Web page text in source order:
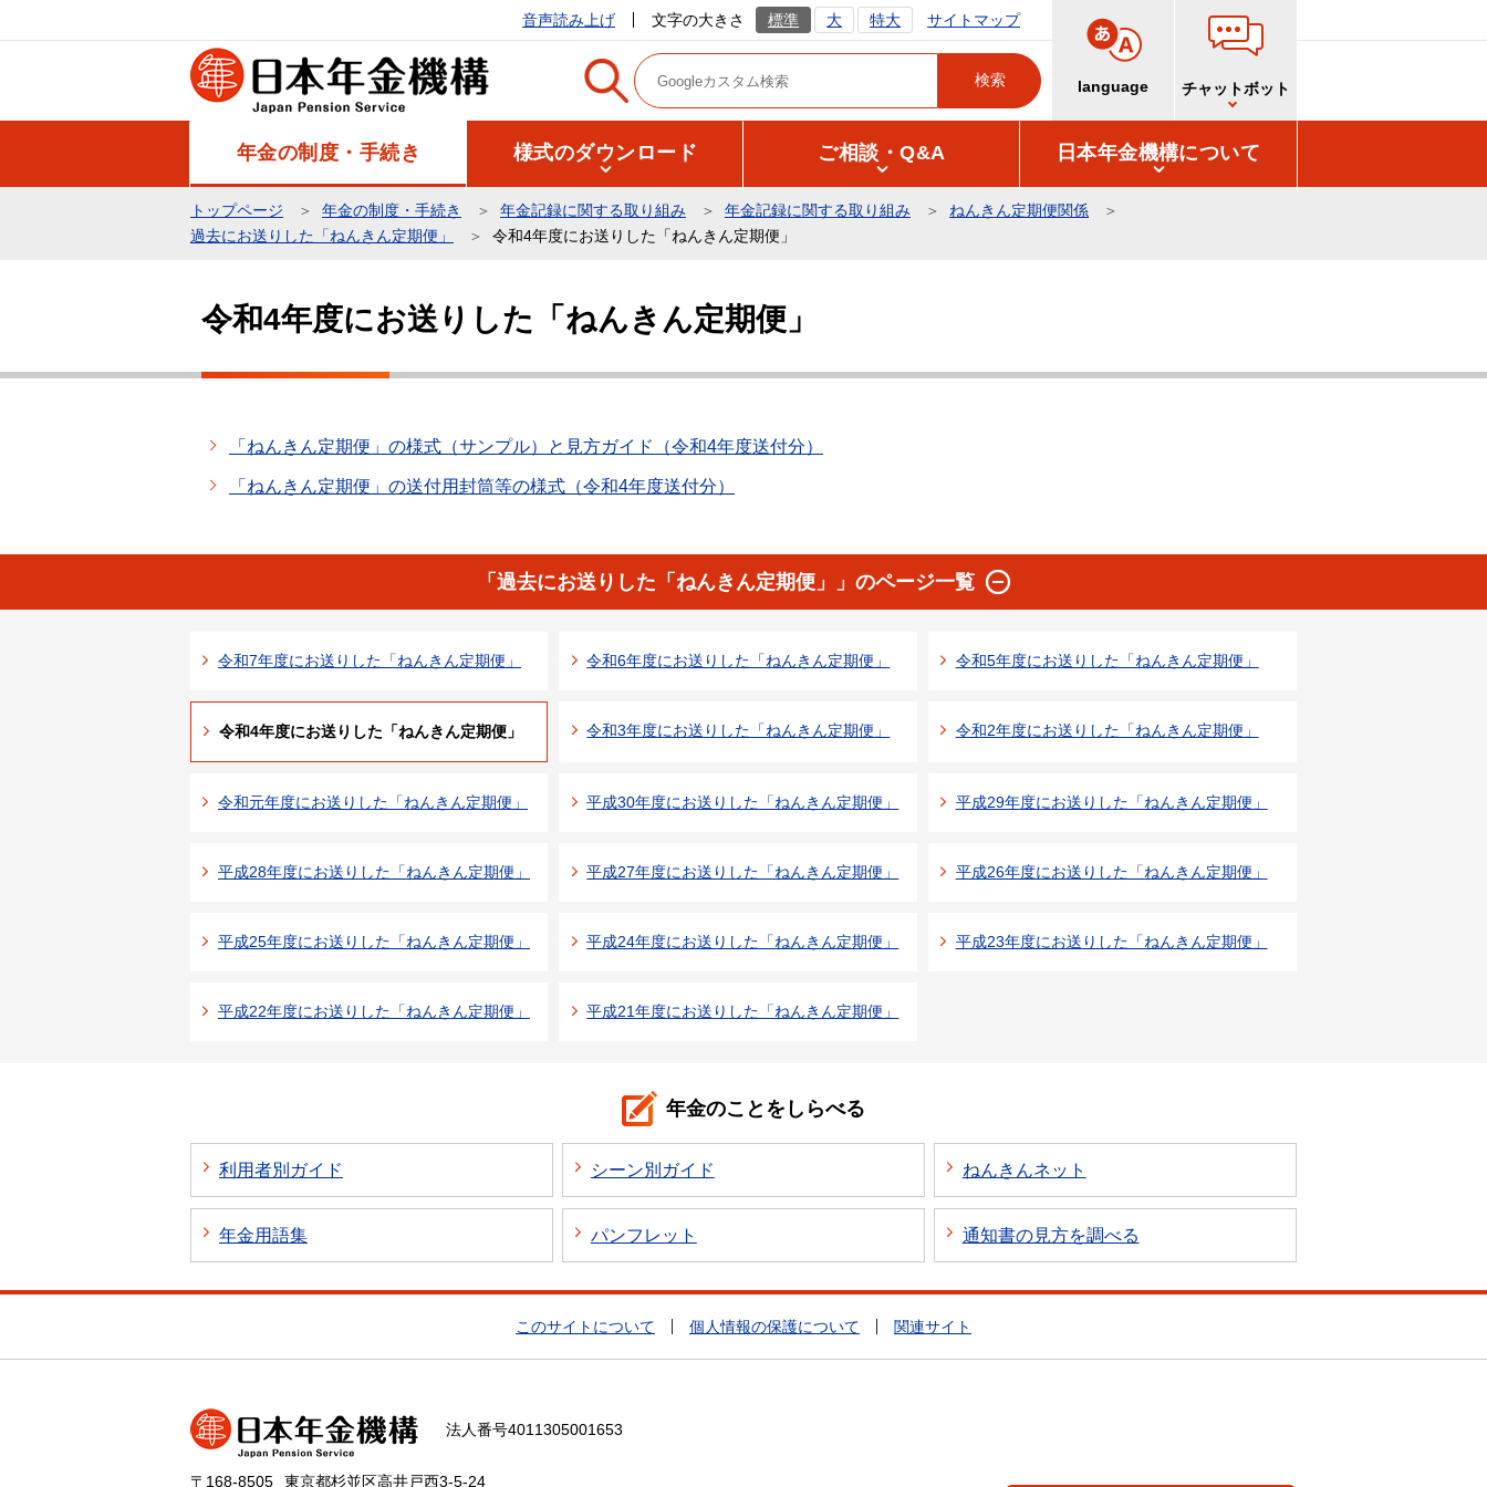
の
音声読み上げ 文字の大きさ 標準 大 特大 サイトマップ
language チャットボット
年金の制度・手続き 様式のダウンロード ご相談・Q&A 日本年金機構について
トップページ 年金の制度・手続き 年金記録に関する取り組み 年金記録に関する取り組み
ねんきん定期便関係
過去にお送りした「ねんきん定期便」
令和4年度にお送りした「ねんきん定期便」
令和4年度にお送りした「ねんきん定期便」
「ねんきん定期便」の様式（サンプル）と見方ガイド（令和4年度送付分）
「ねんきん定期便」の送付用封筒等の様式（令和4年度送付分）
「過去にお送りした「ねんきん定期便」」のページ一覧
令和7年度にお送りした「ねんきん定期便」 令和6年度にお送りした「ねんきん定期便」 令和5年度にお送りした「ねんきん定期便」
令和4年度にお送りした「ねんきん定期便」 令和3年度にお送りした「ねんきん定期便」 令和2年度にお送りした「ねんきん定期便」
令和元年度にお送りした「ねんきん定期便」 平成30年度にお送りした「ねんきん定期便」 平成29年度にお送りした「ねんきん定期便」
平成28年度にお送りした「ねんきん定期便」 平成27年度にお送りした「ねんきん定期便」 平成26年度にお送りした「ねんきん定期便」
平成25年度にお送りした「ねんきん定期便」 平成24年度にお送りした「ねんきん定期便」 平成23年度にお送りした「ねんきん定期便」
平成22年度にお送りした「ねんきん定期便」 平成21年度にお送りした「ねんきん定期便」
年金のことをしらべる
利用者別ガイド シーン別ガイド ねんきんネット
年金用語集 パンフレット 通知書の見方を調べる
このサイトについて 個人情報の保護について 関連サイト
法人番号4011305001653
〒168-8505 東京都杉並区高井戸西3-5-24